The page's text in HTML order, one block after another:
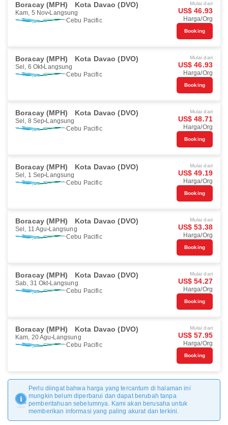
Boracay (MPH) Kota Davao (DVO)
Kam, 5 Nov Langsung
Cebu Pacific
Mulai dari
US$ 46.93
Harga/Org
Booking
Boracay (MPH) Kota Davao (DVO)
Sel, 6 Okt Langsung
Cebu Pacific
Mulai dari
US$ 46.93
Harga/Org
Booking
Boracay (MPH) Kota Davao (DVO)
Sel, 8 Sep Langsung
Cebu Pacific
Mulai dari
US$ 48.71
Harga/Org
Booking
Boracay (MPH) Kota Davao (DVO)
Sel, 1 Sep Langsung
Cebu Pacific
Mulai dari
US$ 49.19
Harga/Org
Booking
Boracay (MPH) Kota Davao (DVO)
Sel, 11 Agu Langsung
Cebu Pacific
Mulai dari
US$ 53.38
Harga/Org
Booking
Boracay (MPH) Kota Davao (DVO)
Sab, 31 Okt Langsung
Cebu Pacific
Mulai dari
US$ 54.27
Harga/Org
Booking
Boracay (MPH) Kota Davao (DVO)
Kam, 20 Agu Langsung
Cebu Pacific
Mulai dari
US$ 57.95
Harga/Org
Booking
Perlu diingat bahwa harga yang tercantum di halaman ini
mungkin belum diperbarui dan dapat berubah tanpa
pemberitahuan sebelumnya. Kami akan berusaha untuk
memberikan informasi yang paling akurat dan terkini.